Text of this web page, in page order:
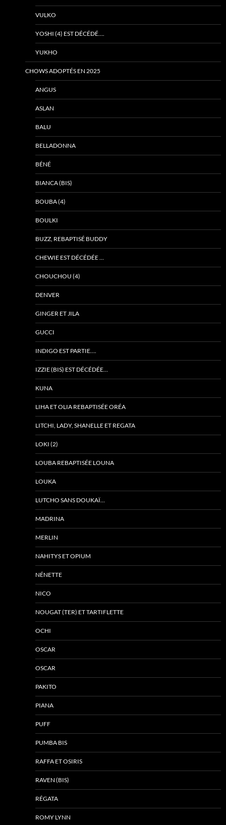
VULKO
YOSHI (4) EST DÉCÉDÉ….
YUKHO
CHOWS ADOPTÉS EN 2025
ANGUS
ASLAN
BALU
BELLADONNA
BÉNÉ
BIANCA (BIS)
BOUBA (4)
BOULKI
BUZZ, REBAPTISÉ BUDDY
CHEWIE EST DÉCÉDÉE …
CHOUCHOU (4)
DENVER
GINGER ET JILA
GUCCI
INDIGO EST PARTIE….
IZZIE (BIS) EST DÉCÉDÉE…
KUNA
LIHA ET OLIA REBAPTISÉE ORÉA
LITCHI, LADY, SHANELLE ET REGATA
LOKI (2)
LOUBA REBAPTISÉE LOUNA
LOUKA
LUTCHO SANS DOUKAÏ…
MADRINA
MERLIN
NAHITYS ET OPIUM
NÉNETTE
NICO
NOUGAT (TER) ET TARTIFLETTE
OCHI
OSCAR
OSCAR
PAKITO
PIANA
PUFF
PUMBA BIS
RAFFA ET OSIRIS
RAVEN (BIS)
RÉGATA
ROMY LYNN